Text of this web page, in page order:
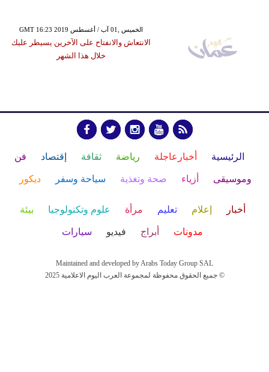
GMT 16:23 2019 الخميس ,01 آب / أغسطس
الانتعاش والانفتاح على الآخرين يسيطر عليك
خلال هذا الشهر
الرئيسية أخبارعاجلة رياضة ثقافة إقتصاد فن
وموسيقى أزياء صحة وتغذية سياحة وسفر ديكور
أخبار إعلام تعليم مرأة علوم وتكنولوجيا بيئة
مدونات أبراج فيديو سيارات
Maintained and developed by Arabs Today Group SAL
جميع الحقوق محفوظة لمجموعة العرب اليوم الاعلامية 2025 ©